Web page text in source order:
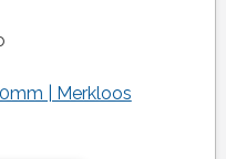
| Merkloos